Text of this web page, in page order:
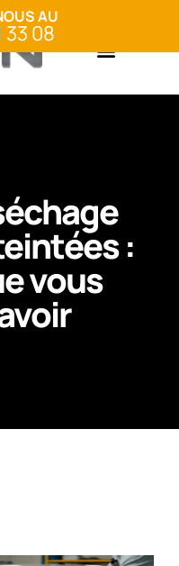
:
vous
AU
33 08